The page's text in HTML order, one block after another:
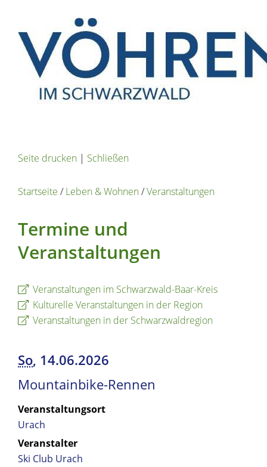
Seite drucken | Schließen
Startseite /Leben & Wohnen/Veranstaltungen
Termine und
Veranstaltungen
Veranstaltungen im Schwarzwald-Baar-Kreis
Kulturelle Veranstaltungen in der Region
Veranstaltungen in der Schwarzwaldregion
So, 14.06.2026
Mountainbike-Rennen
Veranstaltungsort
Urach
Veranstalter
Ski Club Urach